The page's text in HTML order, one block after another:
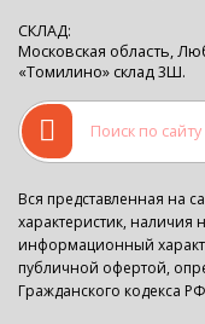
СКЛАД:
Московская область,
«Томилино» склад 3Ш.
Вся представленная на
характеристик, наличия
информационный
публичной офертой,
Гражданского кодекса